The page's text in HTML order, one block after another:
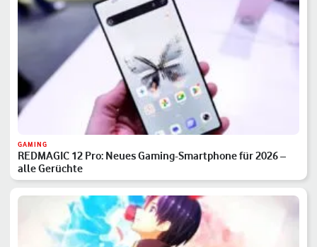
GAMING
REDMAGIC 12 Pro: Neues Gaming-Smartphone für 2026 –
alle Gerüchte